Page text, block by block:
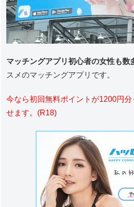
マッチングアプリ初心者の女性も数
スメのマッチングアプリです。
今なら初回無料ポイントが1200円
せます。(R18)